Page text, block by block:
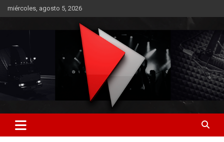
Saltar
al
miércoles, agosto 5, 2026
RO CONTENIDOS